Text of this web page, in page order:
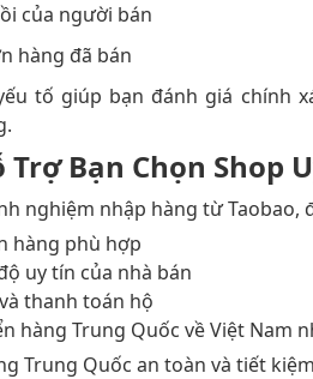
của người bán
hàng đã bán
tố giúp bạn đánh giá chính
Trợ Bạn Chọn Shop
nghiệm nhập hàng từ Taobao,
hàng phù hợp
uy tín của nhà bán
thanh toán hộ
hàng Trung Quốc về Việt Nam
Trung Quốc an toàn và tiết